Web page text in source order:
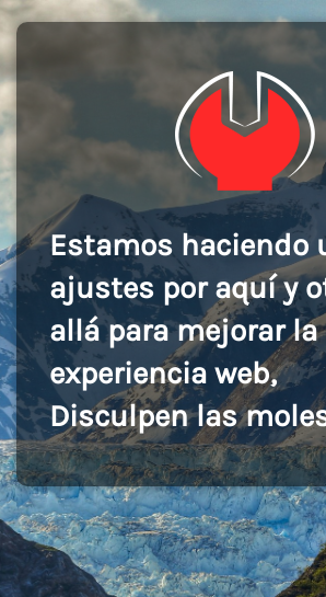
Estamos haciendo
ajustes por aquí y
allá para mejorar la
experiencia web,
Disculpen las